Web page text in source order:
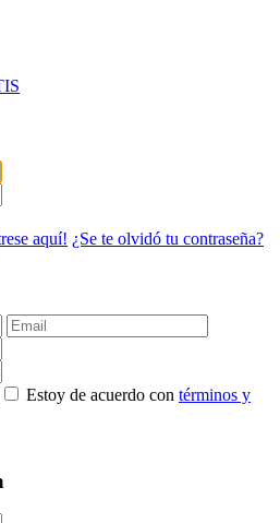
aquí! ¿Se te olvidó tu contraseña?
Estoy de acuerdo con términos y